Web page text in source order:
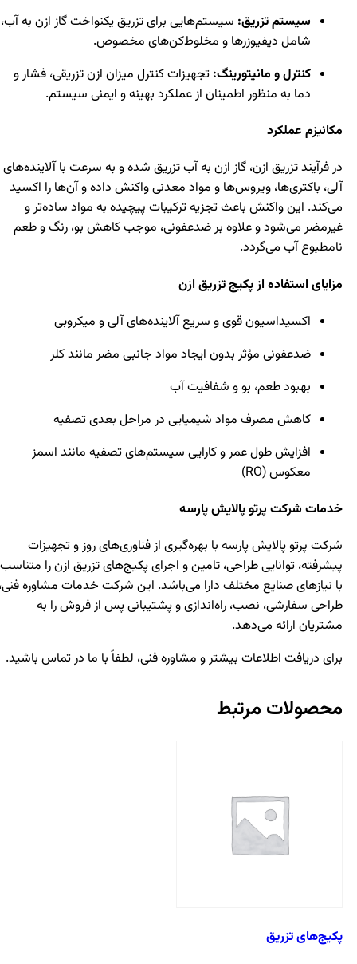
سیستم تزریق:سیستم‌هایی برای تزریق یکنواخت گاز ازن به آب،
شامل دیفیوزرها و مخلوط‌کن‌های مخصوص.
کنترل و مانیتورینگ:تجهیزات کنترل میزان ازن تزریقی، فشار و
دما به منظور اطمینان از عملکرد بهینه و ایمنی سیستم.
مکانیزم عملکرد
در فرآیند تزریق ازن، گاز ازن به آب تزریق شده و به سرعت با آلاینده‌های
آلی، باکتری‌ها، ویروس‌ها و مواد معدنی واکنش داده و آن‌ها را اکسید
می‌کند. این واکنش باعث تجزیه ترکیبات پیچیده به مواد ساده‌تر و
غیرمضر می‌شود و علاوه بر ضدعفونی، موجب کاهش بو، رنگ و طعم
نامطبوع آب می‌گردد.
مزایای استفاده از پکیج تزریق ازن
اکسیداسیون قوی و سریع آلاینده‌های آلی و میکروبی
ضدعفونی مؤثر بدون ایجاد مواد جانبی مضر مانند کلر
بهبود طعم، بو و شفافیت آب
کاهش مصرف مواد شیمیایی در مراحل بعدی تصفیه
افزایش طول عمر و کارایی سیستم‌های تصفیه مانند اسمز
معکوس (RO)
خدمات شرکت پرتو پالایش پارسه
شرکت پرتو پالایش پارسه با بهره‌گیری از فناوری‌های روز و تجهیزات
پیشرفته، توانایی طراحی، تامین و اجرای پکیج‌های تزریق ازن را متناسب
با نیازهای صنایع مختلف دارا می‌باشد. این شرکت خدمات مشاوره فنی،
طراحی سفارشی، نصب، راه‌اندازی و پشتیبانی پس از فروش را به
مشتریان ارائه می‌دهد.
برای دریافت اطلاعات بیشتر و مشاوره فنی، لطفاً با ما در تماس باشید.
محصولات مرتبط
پکیج‌های تزریق